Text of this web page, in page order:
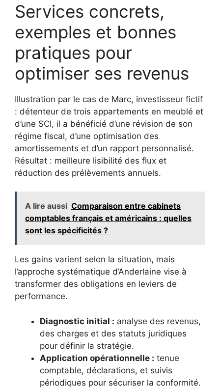
Services concrets,
exemples et bonnes
pratiques pour
optimiser ses revenus
Illustration par le cas de Marc, investisseur fictif
: détenteur de trois appartements en meublé et
d’une SCI, il a bénéficié d’une révision de son
régime fiscal, d’une optimisation des
amortissements et d’un rapport personnalisé.
Résultat : meilleure lisibilité des flux et
réduction des prélèvements annuels.
A lire aussi Comparaison entre cabinets
comptables français et américains : quelles
sont les spécificités ?
Les gains varient selon la situation, mais
l’approche systématique d’Anderlaine vise à
transformer des obligations en leviers de
performance.
Diagnostic initial : analyse des revenus,
des charges et des statuts juridiques
pour définir la stratégie.
Application opérationnelle : tenue
comptable, déclarations, et suivis
périodiques pour sécuriser la conformité.